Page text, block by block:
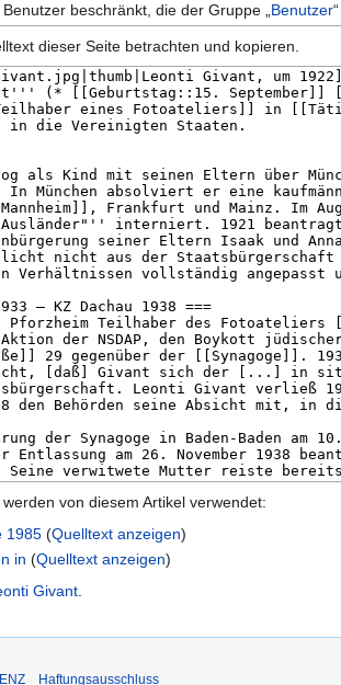
beschränkt, die der Gruppe „Benutzer
dieser Seite betrachten und kopieren.
von diesem Artikel verwendet:
1985 (Quelltext anzeigen)
in (Quelltext anzeigen)
Givant
Haftungsausschluss